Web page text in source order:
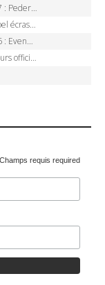
vert à Voiron ?
abandonne
le podium ?
carte et dates
Champs requis required